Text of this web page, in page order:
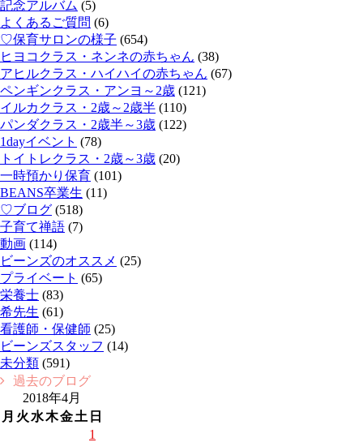
記念アルバム (5)
よくあるご質問 (6)
♡保育サロンの様子 (654)
ヒヨコクラス・ネンネの赤ちゃん (38)
アヒルクラス・ハイハイの赤ちゃん (67)
ペンギンクラス・アンヨ～2歳 (121)
イルカクラス・2歳～2歳半 (110)
パンダクラス・2歳半～3歳 (122)
1dayイベント (78)
トイトレクラス・2歳～3歳 (20)
一時預かり保育 (101)
BEANS卒業生 (11)
♡ブログ (518)
子育て禅語 (7)
動画 (114)
ビーンズのオススメ (25)
プライベート (65)
栄養士 (83)
希先生 (61)
看護師・保健師 (25)
ビーンズスタッフ (14)
未分類 (591)
過去のブログ
2018年4月
月 火 水木金土 日
1